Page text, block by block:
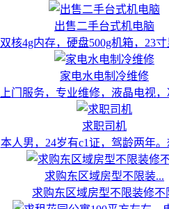
出售二手台式机电脑
双核4g内存，硬盘500g机箱，23
家电水电制冷维修
上门服务，专业维修，液晶电视
求职司机
本人男，24岁有c1证，驾龄两年。
求购东区域房型不限装...
求购东区域房型不限装修不